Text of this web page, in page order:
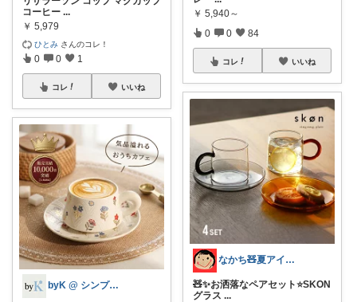
コーヒー ...
￥ 5,979
ひとみ さんのコレ！
0 0 1
コレ いいね
byK @ シンプル好き
￥ 5,940～
0 0 84
コレ いいね
なかち🧸夏アイテム＆便利グッズ✨
🧸✨お洒落なペアセット⭐️SKON
グラス ...